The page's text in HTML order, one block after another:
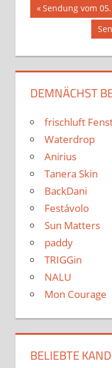
Beitrags-
Vorheriger
Beitrag:
Sendung vom
DEMNÄCHST
frischluft
Waterdrop
Anirius
Tanera Skin
BackDani
Festávolo
Sun Matters
paddy
TRIGGin
NALU
Mon Courage
BELIEBTE